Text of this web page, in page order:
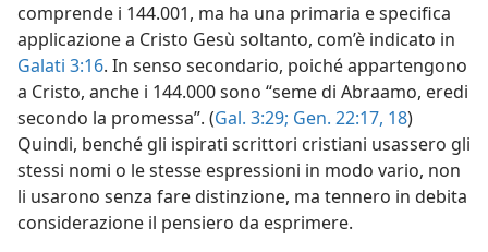
comprende i 144.001, ma ha una primaria e specifica
applicazione a Cristo Gesù soltanto, com’è indicato in
Galati 3:16. In senso secondario, poiché appartengono
a Cristo, anche i 144.000 sono “seme di Abraamo, eredi
secondo la promessa”. (Gal. 3:29; Gen. 22:17, 18)
Quindi, benché gli ispirati scrittori cristiani usassero gli
stessi nomi o le stesse espressioni in modo vario, non
li usarono senza fare distinzione, ma tennero in debita
considerazione il pensiero da esprimere.